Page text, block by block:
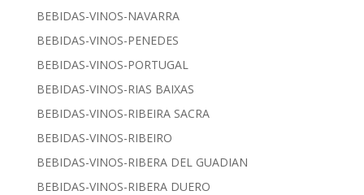
BEBIDAS-VINOS-NAVARRA
BEBIDAS-VINOS-PENEDES
BEBIDAS-VINOS-PORTUGAL
BEBIDAS-VINOS-RIAS BAIXAS
BEBIDAS-VINOS-RIBEIRA SACRA
BEBIDAS-VINOS-RIBEIRO
BEBIDAS-VINOS-RIBERA DEL GUADIAN
BEBIDAS-VINOS-RIBERA DUERO